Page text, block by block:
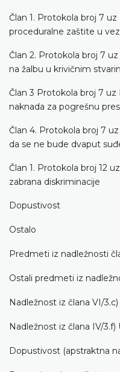
Član 1. Protokola broj 7
proceduralne zaštite u
Član 2. Protokola broj 7
na žalbu u krivičnim
Član 3 Protokola broj 7
naknada za pogrešnu
Član 4. Protokola broj 7
da se ne bude dvaput
Član 1. Protokola broj 12
zabrana diskriminacije
Dopustivost
Ostalo
Predmeti iz nadležnosti
Ostali predmeti iz
Nadležnost iz člana VI/
Nadležnost iz člana IV/3.f)
Dopustivost (apstraktna